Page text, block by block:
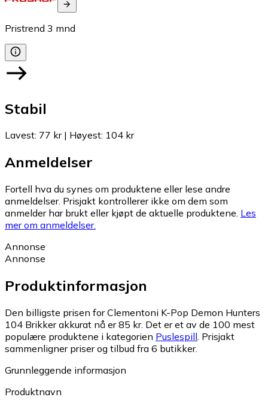
Pristrend 3 mnd
Stabil
Lavest: 77 kr| Høyest: 104 kr
Anmeldelser
Fortell hva du synes om produktene eller lese andre
anmeldelser. Prisjakt kontrollerer ikke om dem som
anmelder har brukt eller kjøpt de aktuelle produktene. Les
mer om anmeldelser.
Annonse
Annonse
Produktinformasjon
Den billigste prisen for Clementoni K-Pop Demon Hunters
104 Brikker akkurat nå er 85 kr. Det er et av de 100 mest
populære produktene i kategorien Puslespill. Prisjakt
sammenligner priser og tilbud fra 6 butikker.
Grunnleggende informasjon
Produktnavn